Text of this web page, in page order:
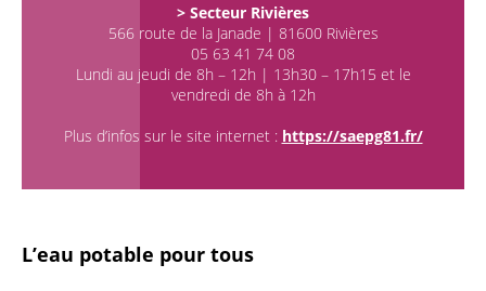
> Secteur Rivières
566 route de la Janade | 81600 Rivières
05 63 41 74 08
Lundi au jeudi de 8h – 12h | 13h30 – 17h15 et le
vendredi de 8h à 12h
Plus d’infos sur le site internet : https://saepg81.fr/
L’eau potable pour tous